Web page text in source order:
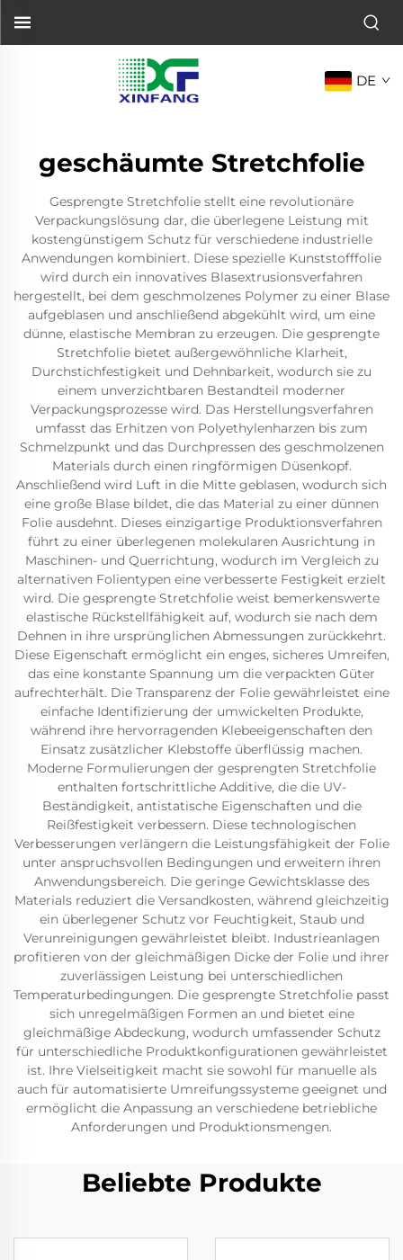
DE
geschäumte Stretchfolie
Gesprengte Stretchfolie stellt eine revolutionäre
Verpackungslösung dar, die überlegene Leistung mit
kostengünstigem Schutz für verschiedene industrielle
Anwendungen kombiniert. Diese spezielle Kunststofffolie
wird durch ein innovatives Blasextrusionsverfahren
hergestellt, bei dem geschmolzenes Polymer zu einer Blase
aufgeblasen und anschließend abgekühlt wird, um eine
dünne, elastische Membran zu erzeugen. Die gesprengte
Stretchfolie bietet außergewöhnliche Klarheit,
Durchstichfestigkeit und Dehnbarkeit, wodurch sie zu
einem unverzichtbaren Bestandteil moderner
Verpackungsprozesse wird. Das Herstellungsverfahren
umfasst das Erhitzen von Polyethylenharzen bis zum
Schmelzpunkt und das Durchpressen des geschmolzenen
Materials durch einen ringförmigen Düsenkopf.
Anschließend wird Luft in die Mitte geblasen, wodurch sich
eine große Blase bildet, die das Material zu einer dünnen
Folie ausdehnt. Dieses einzigartige Produktionsverfahren
führt zu einer überlegenen molekularen Ausrichtung in
Maschinen- und Querrichtung, wodurch im Vergleich zu
alternativen Folientypen eine verbesserte Festigkeit erzielt
wird. Die gesprengte Stretchfolie weist bemerkenswerte
elastische Rückstellfähigkeit auf, wodurch sie nach dem
Dehnen in ihre ursprünglichen Abmessungen zurückkehrt.
Diese Eigenschaft ermöglicht ein enges, sicheres Umreifen,
das eine konstante Spannung um die verpackten Güter
aufrechterhält. Die Transparenz der Folie gewährleistet eine
einfache Identifizierung der umwickelten Produkte,
während ihre hervorragenden Klebeeigenschaften den
Einsatz zusätzlicher Klebstoffe überflüssig machen.
Moderne Formulierungen der gesprengten Stretchfolie
enthalten fortschrittliche Additive, die die UV-
Beständigkeit, antistatische Eigenschaften und die
Reißfestigkeit verbessern. Diese technologischen
Verbesserungen verlängern die Leistungsfähigkeit der Folie
unter anspruchsvollen Bedingungen und erweitern ihren
Anwendungsbereich. Die geringe Gewichtsklasse des
Materials reduziert die Versandkosten, während gleichzeitig
ein überlegener Schutz vor Feuchtigkeit, Staub und
Verunreinigungen gewährleistet bleibt. Industrieanlagen
profitieren von der gleichmäßigen Dicke der Folie und ihrer
zuverlässigen Leistung bei unterschiedlichen
Temperaturbedingungen. Die gesprengte Stretchfolie passt
sich unregelmäßigen Formen an und bietet eine
gleichmäßige Abdeckung, wodurch umfassender Schutz
für unterschiedliche Produktkonfigurationen gewährleistet
ist. Ihre Vielseitigkeit macht sie sowohl für manuelle als
auch für automatisierte Umreifungssysteme geeignet und
ermöglicht die Anpassung an verschiedene betriebliche
Anforderungen und Produktionsmengen.
Beliebte Produkte